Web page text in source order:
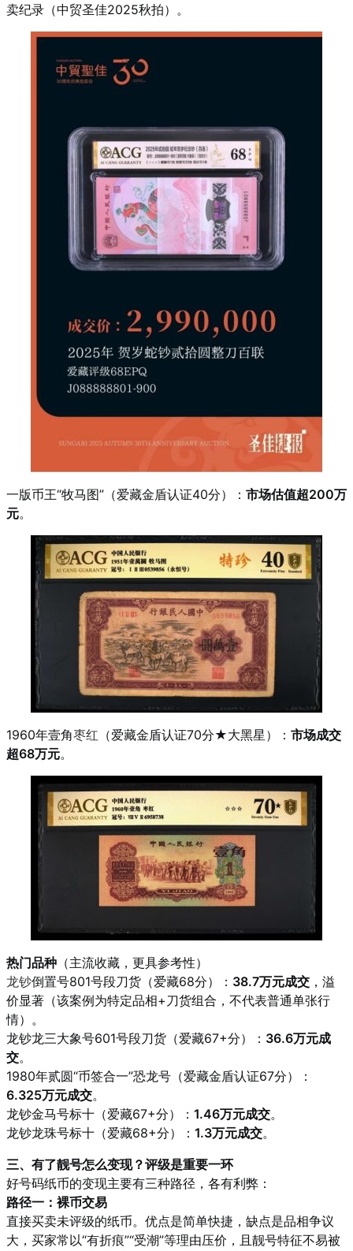
卖纪录（中贸圣佳2025秋拍）。
一版币王“牧马图”（爱藏金盾认证40分）： 市场估值超200万
元。
1960年壹角枣红 （爱藏金盾认证70分★大黑星）： 市场成交
超68万元。
热门品种 （主流收藏，更具参考性）
龙钞倒置号801号段刀货（爱藏68分）： 38.7万元成交 ，溢
价显著（该案例为特定品相+刀货组合，不代表普通单张行
情）。
龙钞龙三大象号601号段刀货（爱藏67+分）： 36.6万元成
交。
1980年贰圆“币签合一”恐龙号（爱藏金盾认证67分）：
6.325万元成交。
龙钞金马号标十（爱藏67+分）： 1.46万元成交。
龙钞龙珠号标十（爱藏68+分）： 1.3万元成交。
三、有了靓号怎么变现？评级是重要一环
好号码纸币的变现主要有三种路径，各有利弊：
路径一：裸币交易
直接买卖未评级的纸币。优点是简单快捷，缺点是品相争议
大，买家常以“有折痕”“受潮”等理由压价，且靓号特征不易被